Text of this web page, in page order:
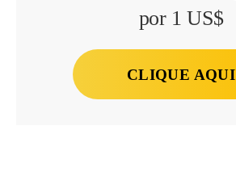
por 1 US$
CLIQUE AQUI